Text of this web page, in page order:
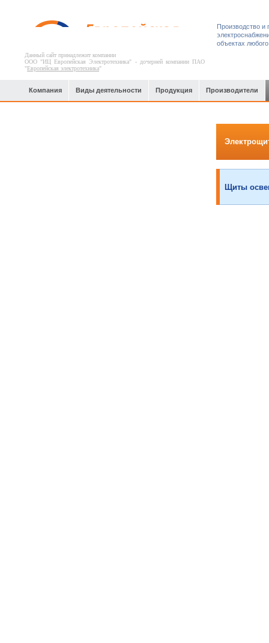
Данный сайт принадлежит компании
ООО "ИЦ Европейская Электротехника" - дочерней компании ПАО
"Европейская электротехника"
Производство и
объектах
Компания Виды деятельности Продукция Производители
Щиты